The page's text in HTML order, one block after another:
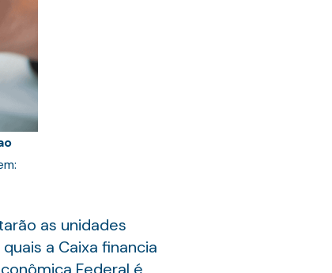
as unidades
a Caixa financia